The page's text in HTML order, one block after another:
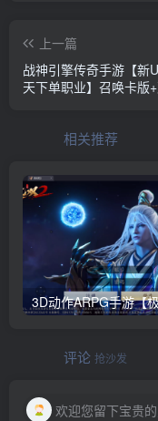
上一篇
战神引擎传奇手游【新
天下单职业】召唤卡版
相关推荐
评论 抢沙发
欢迎您留下宝贵的